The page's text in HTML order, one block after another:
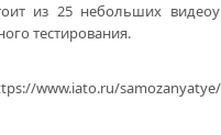
из 25 небольших
тестирования.
www.iato.ru/